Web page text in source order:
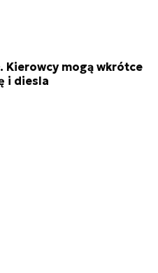
Kierowcy mogą wkrótce
i diesla